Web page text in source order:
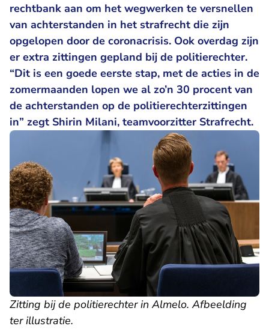
rechtbank aan om het wegwerken te versnellen
van achterstanden in het strafrecht die zijn
opgelopen door de coronacrisis. Ook overdag zijn
er extra zittingen gepland bij de politierechter.
“Dit is een goede eerste stap, met de acties in de
zomermaanden lopen we al zo’n 30 procent van
de achterstanden op de politierechterzittingen
in” zegt Shirin Milani, teamvoorzitter Strafrecht.
Zitting bij de politierechter in Almelo. Afbeelding
ter illustratie.